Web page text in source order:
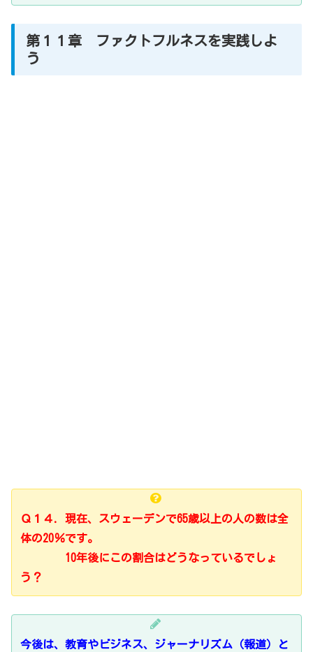
第１１章 ファクトフルネスを実践しよ
う
Ｑ１４．現在、スウェーデンで65歳以上の人の数は全
体の20％です。
10年後にこの割合はどうなっているでしょ
う？
今後は、教育やビジネス、ジャーナリズム（報道）と